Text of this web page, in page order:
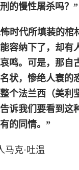
的慢性屠杀吗？”
时代所填装的棺
容纳下了，却有
鸣。可是，那自
状，惨绝人寰的
个法兰西（美利
诉我们要看到这
的同情。”
克·吐温